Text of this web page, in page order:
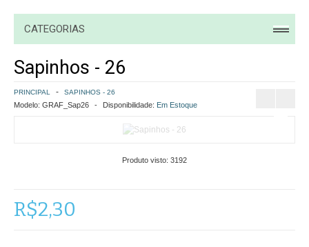
A EMPRESA
CONTATO
COMO COMPRAR
POLÍTICA DE FRETE GRÁTIS
CONTATO
CATEGORIAS
Sapinhos - 26
PRINCIPAL SAPINHOS - 26
Modelo: GRAF_Sap26 Disponibilidade: Em Estoque
Produto visto: 3192
R$2,30